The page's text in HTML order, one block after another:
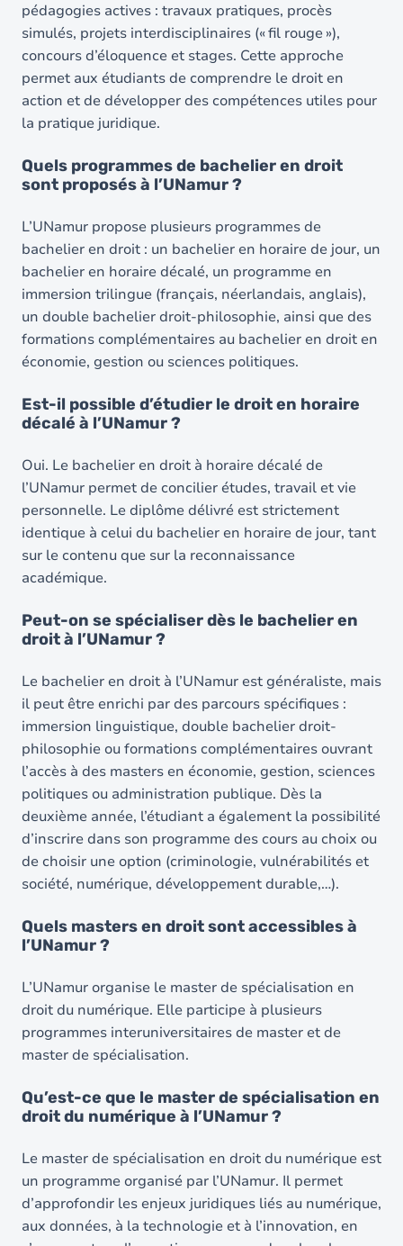
pédagogies actives : travaux pratiques, procès
simulés, projets interdisciplinaires (« fil rouge »),
concours d’éloquence et stages. Cette approche
permet aux étudiants de comprendre le droit en
action et de développer des compétences utiles pour
la pratique juridique.
Quels programmes de bachelier en droit
sont proposés à l’UNamur ?
L’UNamur propose plusieurs programmes de
bachelier en droit : un bachelier en horaire de jour, un
bachelier en horaire décalé, un programme en
immersion trilingue (français, néerlandais, anglais),
un double bachelier droit-philosophie, ainsi que des
formations complémentaires au bachelier en droit en
économie, gestion ou sciences politiques.
Est-il possible d’étudier le droit en horaire
décalé à l’UNamur ?
Oui. Le bachelier en droit à horaire décalé de
l’UNamur permet de concilier études, travail et vie
personnelle. Le diplôme délivré est strictement
identique à celui du bachelier en horaire de jour, tant
sur le contenu que sur la reconnaissance
académique.
Peut-on se spécialiser dès le bachelier en
droit à l’UNamur ?
Le bachelier en droit à l’UNamur est généraliste, mais
il peut être enrichi par des parcours spécifiques :
immersion linguistique, double bachelier droit-
philosophie ou formations complémentaires ouvrant
l’accès à des masters en économie, gestion, sciences
politiques ou administration publique. Dès la
deuxième année, l’étudiant a également la possibilité
d’inscrire dans son programme des cours au choix ou
de choisir une option (criminologie, vulnérabilités et
société, numérique, développement durable,…).
Quels masters en droit sont accessibles à
l’UNamur ?
L’UNamur organise le master de spécialisation en
droit du numérique. Elle participe à plusieurs
programmes interuniversitaires de master et de
master de spécialisation.
Qu’est-ce que le master de spécialisation en
droit du numérique à l’UNamur ?
Le master de spécialisation en droit du numérique est
un programme organisé par l’UNamur. Il permet
d’approfondir les enjeux juridiques liés au numérique,
aux données, à la technologie et à l’innovation, en